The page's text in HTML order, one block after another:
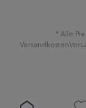
* Alle
Versandkosten